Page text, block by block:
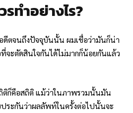
รทำอย่างไร?
ดีตจนถึงปัจจุบันนั้น ผมเชื่อว่ามันก็น่า
ะตัดสินใจกันได้ไม่มากก็น้อยกันแล้ว
ติก็คือสถิติ แม้ว่าในภาพรวมนั้นมัน
ระกันว่าผลลัพท์ในครั้งต่อไปนั้นจะ